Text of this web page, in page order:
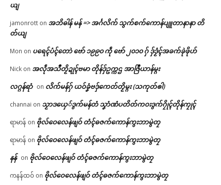
ယျ
jamonrott on အဘိဓါန် မန် => အၚ်္ဂလိက် သွက်စက်ကောန်ပျူတာနာနာ တိ
တ်ယျ
Mon on ပရေၚ်ပံၚ်တောဲ ဗော် ၁၉၉၀ ကဵု ဗော် ၂၀၁၀ ဂှ် ဒှ်ဒၟံၚ်အခက်ခုဲဖိုဟ်
Nick on အလဵုအသဳတၟိဍုၚ်ဗမာ တိုန်ဒှ်ဥက္ကဌ အာဇြဳယာန်မ္ဂး
လဂ္ဂန်ရာံ on လိက်မန်ဂှ် ယဝ်ခၞံဗဒှ်ကေတ်တၟိမ္ဂး (သကုတ်ၜါ)
channai on သၟာဒယှေ်ဒွက်မန်တံ သၞာံဏံပတိတ်ကဝးဒွက်ဂၠိုၚ်တိုန်ကၠုၚ်
ရာမာန် on ဗိုလ်ဝေလေန်ဖျဝ် တံၚ်ဓဇက်ကောန်ကွးဘာမွဲတၠ
ရာမာန် on ဗိုလ်ဝေလေန်ဖျဝ် တံၚ်ဓဇက်ကောန်ကွးဘာမွဲတၠ
နန် on ဗိုလ်ဝေလေန်ဖျဝ် တံၚ်ဓဇက်ကောန်ကွးဘာမွဲတၠ
ကနန်ထဝ် on ဗိုလ်ဝေလေန်ဖျဝ် တံၚ်ဓဇက်ကောန်ကွးဘာမွဲတၠ